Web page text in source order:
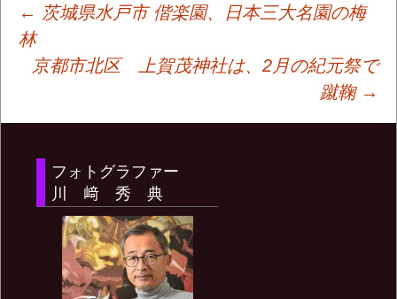
投
稿
ナ
← 茨城県水戸市 偕楽園、日本三大名園の梅
林
京都市北区 上賀茂神社は、2月の紀元祭で
蹴鞠 →
フォトグラファー
川 﨑 秀 典